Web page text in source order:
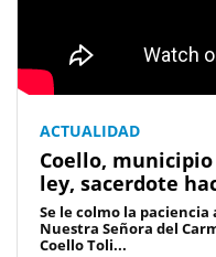
ACTUALIDAD
Coello,
ley, sacerdote
Se le colmo la
Nuestra Señora del
Coello Toli...